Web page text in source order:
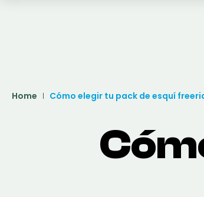
Home Cómo elegir tu pack de esquí